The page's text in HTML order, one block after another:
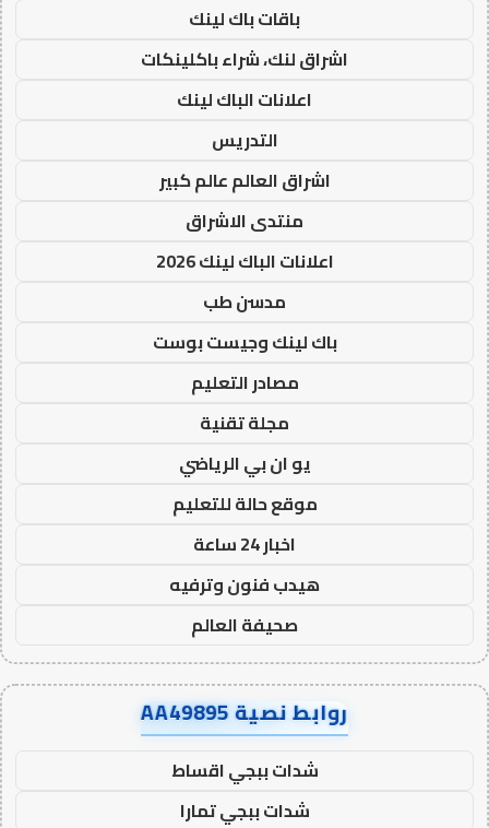
باقات باك لينك
اشراق لنك، شراء باكلينكات
اعلانات الباك لينك
التدريس
اشراق العالم عالم كبير
منتدى الاشراق
اعلانات الباك لينك 2026
مدسن طب
باك لينك وجيست بوست
مصادر التعليم
مجلة تقنية
يو ان بي الرياضي
موقع حالة للتعليم
اخبار 24 ساعة
هيدب فنون وترفيه
صحيفة العالم
روابط نصية AA49895
شدات ببجي اقساط
شدات ببجي تمارا